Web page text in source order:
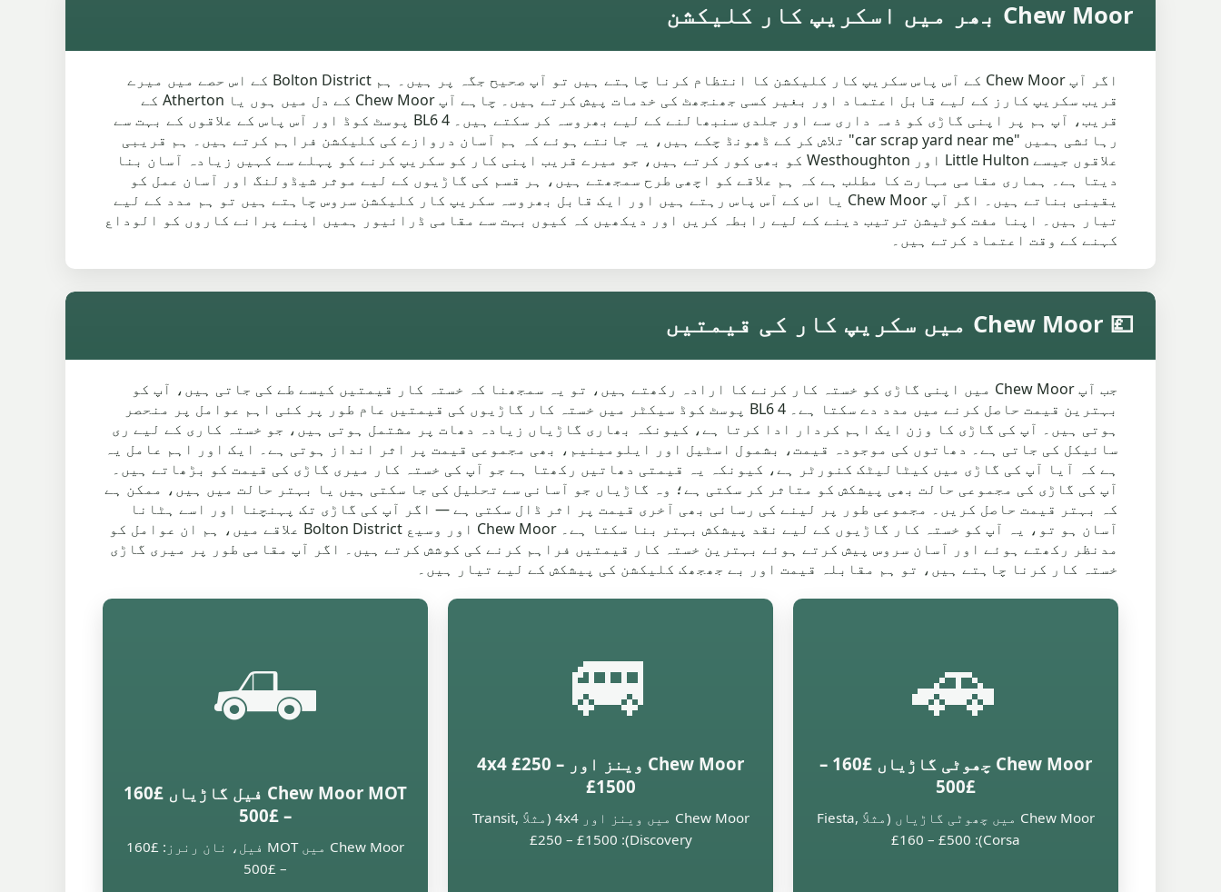
Chew Moor بھر میں اسکریپ کار کلیکشن
اگر آپ Chew Moor کے آس پاس سکریپ کار کلیکشن کا انتظام کرنا چاہتے ہیں تو آپ صحیح جگہ پر ہیں۔ ہم Bolton District کے اس حصے میں میرے
قریب سکریپ کارز کے لیے قابل اعتماد اور بغیر کسی جھنجھٹ کی خدمات پیش کرتے ہیں۔ چاہے آپ Chew Moor کے دل میں ہوں یا Atherton کے
قریب، آپ ہم پر اپنی گاڑی کو ذمہ داری سے اور جلدی سنبھالنے کے لیے بھروسہ کر سکتے ہیں۔ BL6 4 پوسٹ کوڈ اور آس پاس کے علاقوں کے بہت سے
رہائشی ہمیں "car scrap yard near me" تلاش کر کے ڈھونڈ چکے ہیں، یہ جانتے ہوئے کہ ہم آسان دروازے کی کلیکشن فراہم کرتے ہیں۔ ہم قریبی
علاقوں جیسے Little Hulton اور Westhoughton کو بھی کور کرتے ہیں، جو میرے قریب اپنی کار کو سکریپ کرنے کو پہلے سے کہیں زیادہ آسان بنا
دیتا ہے۔ ہماری مقامی مہارت کا مطلب ہے کہ ہم علاقے کو اچھی طرح سمجھتے ہیں، ہر قسم کی گاڑیوں کے لیے موثر شیڈولنگ اور آسان عمل کو
یقینی بناتے ہیں۔ اگر آپ Chew Moor یا اس کے آس پاس رہتے ہیں اور ایک قابل بھروسہ سکریپ کار کلیکشن سروس چاہتے ہیں تو ہم مدد کے لیے
تیار ہیں۔ اپنا مفت کوٹیشن ترتیب دینے کے لیے رابطہ کریں اور دیکھیں کہ کیوں بہت سے مقامی ڈرائیور ہمیں اپنے پرانے کاروں کو الوداع
کہنے کے وقت اعتماد کرتے ہیں۔
💷 Chew Moor میں سکریپ کار کی قیمتیں
جب آپ Chew Moor میں اپنی گاڑی کو خستہ کار کرنے کا ارادہ رکھتے ہیں، تو یہ سمجھنا کہ خستہ کار قیمتیں کیسے طے کی جاتی ہیں، آپ کو
بہترین قیمت حاصل کرنے میں مدد دے سکتا ہے۔ BL6 4 پوسٹ کوڈ سیکٹر میں خستہ کار گاڑیوں کی قیمتیں عام طور پر کئی اہم عوامل پر منحصر
ہوتی ہیں۔ آپ کی گاڑی کا وزن ایک اہم کردار ادا کرتا ہے، کیونکہ بھاری گاڑیاں زیادہ دھات پر مشتمل ہوتی ہیں، جو خستہ کاری کے لیے ری
سائیکل کی جاتی ہے۔ دھاتوں کی موجودہ قیمت، بشمول اسٹیل اور ایلومینیم، بھی مجموعی قیمت پر اثر انداز ہوتی ہے۔ ایک اور اہم عامل یہ
ہے کہ آیا آپ کی گاڑی میں کیٹالیٹک کنورٹر ہے، کیونکہ یہ قیمتی دھاتیں رکھتا ہے جو آپ کی خستہ کار میری گاڑی کی قیمت کو بڑھاتے ہیں۔
آپ کی گاڑی کی مجموعی حالت بھی پیشکش کو متاثر کر سکتی ہے؛ وہ گاڑیاں جو آسانی سے تحلیل کی جا سکتی ہیں یا بہتر حالت میں ہیں، ممکن ہے
کہ بہتر قیمت حاصل کریں۔ مجموعی طور پر لینے کی رسائی بھی آخری قیمت پر اثر ڈال سکتی ہے — اگر آپ کی گاڑی تک پہنچنا اور اسے ہٹانا
آسان ہو تو، یہ آپ کو خستہ کار گاڑیوں کے لیے نقد پیشکش بہتر بنا سکتا ہے۔ Chew Moor اور وسیع Bolton District علاقے میں، ہم ان عوامل کو
مدنظر رکھتے ہوئے اور آسان سروس پیش کرتے ہوئے بہترین خستہ کار قیمتیں فراہم کرنے کی کوشش کرتے ہیں۔ اگر آپ مقامی طور پر میری گاڑی
خستہ کار کرنا چاہتے ہیں، تو ہم مقابلہ قیمت اور بے جھجھک کلیکشن کی پیشکش کے لیے تیار ہیں۔
🚗
Chew Moor چھوٹی گاڑیاں £160 –
£500
Chew Moor میں چھوٹی گاڑیاں (مثلاً Fiesta,
Corsa): £160 – £500
🚐
Chew Moor وینز اور 4x4 £250 –
£1500
Chew Moor میں وینز اور 4x4 (مثلاً Transit,
Discovery): £250 – £1500
🛻
Chew Moor MOT فیل گاڑیاں £160
– £500
Chew Moor میں MOT فیل، نان رنرز: £160
– £500